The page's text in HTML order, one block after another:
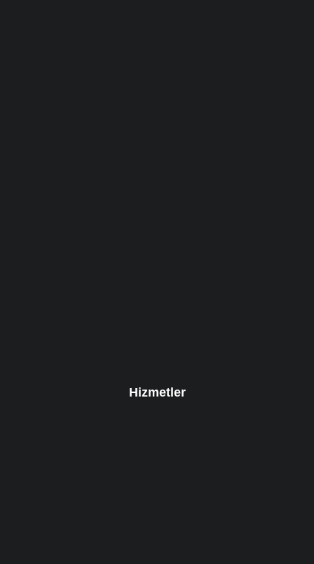
Hizmetler